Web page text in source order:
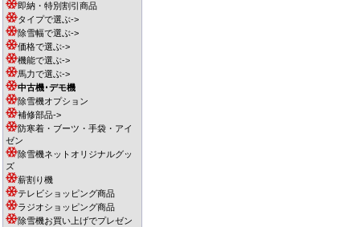
即納・特別割引商品
タイプで選ぶ->
除雪幅で選ぶ->
価格で選ぶ->
機能で選ぶ->
馬力で選ぶ->
中古機･デモ機
除雪機オプション
補修部品->
防寒着・ブーツ・手袋・アイ
ゼン
除雪機ネットオリジナルグッ
ズ
薪割り機
テレビショッピング商品
ラジオショッピング商品
除雪機お買い上げでプレゼン